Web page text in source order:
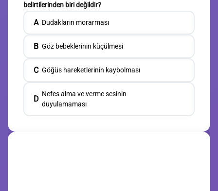
belirtilerinden biri değildir?
A Dudakların morarması
B Göz bebeklerinin küçülmesi
C Göğüs hareketlerinin kaybolması
D
Nefes alma ve verme sesinin
duyulamaması